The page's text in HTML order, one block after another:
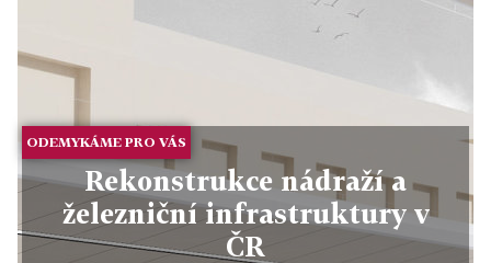
ODEMYKÁME PRO VÁS
Rekonstrukce nádraží a
železniční infrastruktury v
ČR